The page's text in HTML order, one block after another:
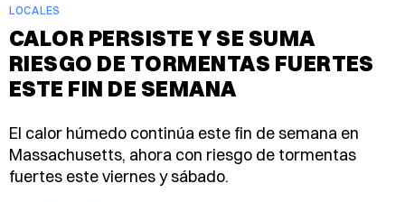
LOCALES
CALOR PERSISTE Y SE SUMA
RIESGO DE TORMENTAS FUERTES
ESTE FIN DE SEMANA
El calor húmedo continúa este fin de semana en
Massachusetts, ahora con riesgo de tormentas
fuertes este viernes y sábado.